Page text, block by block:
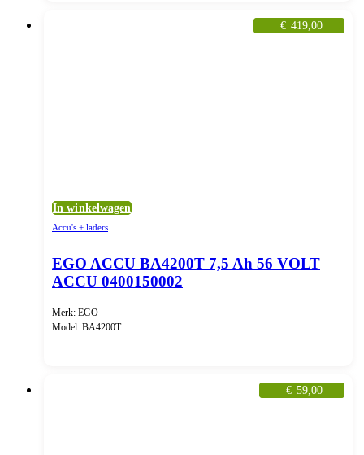
€ 419,00
In winkelwagen
Accu's + laders
EGO ACCU BA4200T 7,5 Ah 56 VOLT
ACCU 0400150002
Merk: EGO
Model: BA4200T
€ 59,00